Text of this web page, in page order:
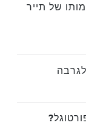
של תייר